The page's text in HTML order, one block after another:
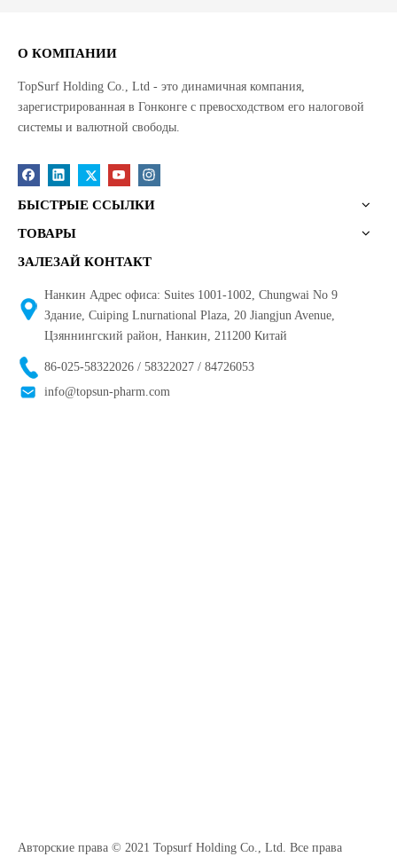
О КОМПАНИИ
TopSurf Holding Co., Ltd - это динамичная компания,
зарегистрированная в Гонконге с превосходством его налоговой
системы и валютной свободы.
БЫСТРЫЕ ССЫЛКИ
ТОВАРЫ
ЗАЛЕЗАЙ КОНТАКТ
Нанкин Адрес офиса: Suites 1001-1002, Chungwai No 9
Здание, Cuiping Lnurnational Plaza, 20 Jiangjun Avenue,
Цзяннингский район, Нанкин, 211200 Китай
86-025-58322026 / 58322027 / 84726053
info@topsun-pharm.com
Авторские права © 2021 Topsurf Holding Co., Ltd. Все права